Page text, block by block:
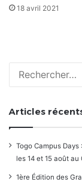
18 avril 2021
Articles
Togo Campus
les 14 et 15 août au
1ère Édition des